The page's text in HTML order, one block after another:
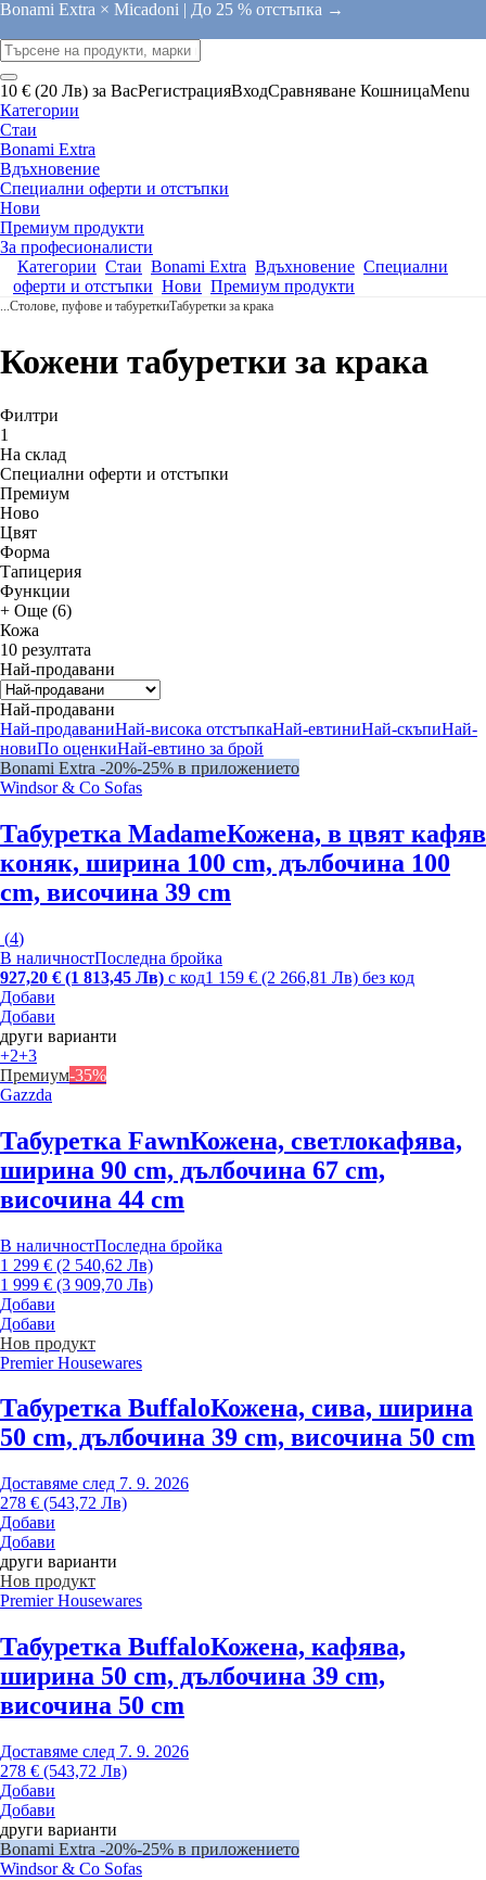
Bonami Extra × Micadoni | До 25 % отстъпка →
10 € (20 Лв) за ВасРегистрацияВходСравняване КошницаMenu
Категории
Стаи
Bonami Extra
Вдъхновение
Специални оферти и отстъпки
Нови
Премиум продукти
За професионалисти
Категории Стаи Bonami Extra Вдъхновение Специални
оферти и отстъпки Нови Премиум продукти
...Столове, пуфове и табуреткиТабуретки за крака
Кожени табуретки за крака
Филтри
1
На склад
Специални оферти и отстъпки
Премиум
Новo
Цвят
Форма
Тапицерия
Функции
+ Още (6)
Кожа
10 резултата
Най-продавани
Най-продавани
Най-продаваниНай-висока отстъпкаНай-евтиниНай-скъпиНай-
новиПо оценкиНай-евтино за брой
Bonami Extra -20%-25% в приложението
Windsor & Co Sofas
Табуретка MadameКожена, в цвят кафяв
коняк, ширина 100 cm, дълбочина 100
cm, височина 39 cm
(4)
В наличностПоследна бройка
927,20 € (1 813,45 Лв) с код1 159 € (2 266,81 Лв) без код
Добави
Добави
други варианти
+2+3
Премиум-35%
Gazzda
Табуретка FawnКожена, светлокафява,
ширина 90 cm, дълбочина 67 cm,
височина 44 cm
В наличностПоследна бройка
1 299 € (2 540,62 Лв)
1 999 € (3 909,70 Лв)
Добави
Добави
Нов продукт
Premier Housewares
Табуретка BuffaloКожена, сива, ширина
50 cm, дълбочина 39 cm, височина 50 cm
Доставяме след 7. 9. 2026
278 € (543,72 Лв)
Добави
Добави
други варианти
Нов продукт
Premier Housewares
Табуретка BuffaloКожена, кафява,
ширина 50 cm, дълбочина 39 cm,
височина 50 cm
Доставяме след 7. 9. 2026
278 € (543,72 Лв)
Добави
Добави
други варианти
Bonami Extra -20%-25% в приложението
Windsor & Co Sofas